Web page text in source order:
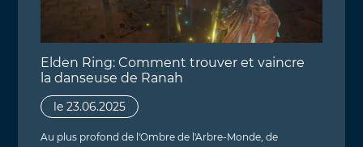
Elden Ring: Comment trouver et vaincre
la danseuse de Ranah
le 23.06.2025
Au plus profond de l'Ombre de l'Arbre-Monde, de